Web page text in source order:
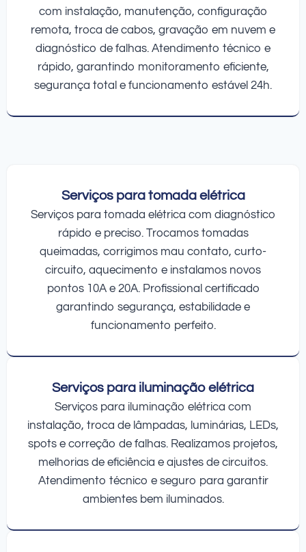
com instalação, manutenção, configuração
remota, troca de cabos, gravação em nuvem e
diagnóstico de falhas. Atendimento técnico e
rápido, garantindo monitoramento eficiente,
segurança total e funcionamento estável 24h.
Serviços para tomada elétrica
Serviços para tomada elétrica com diagnóstico
rápido e preciso. Trocamos tomadas
queimadas, corrigimos mau contato, curto-
circuito, aquecimento e instalamos novos
pontos 10A e 20A. Profissional certificado
garantindo segurança, estabilidade e
funcionamento perfeito.
Serviços para iluminação elétrica
Serviços para iluminação elétrica com
instalação, troca de lâmpadas, luminárias, LEDs,
spots e correção de falhas. Realizamos projetos,
melhorias de eficiência e ajustes de circuitos.
Atendimento técnico e seguro para garantir
ambientes bem iluminados.